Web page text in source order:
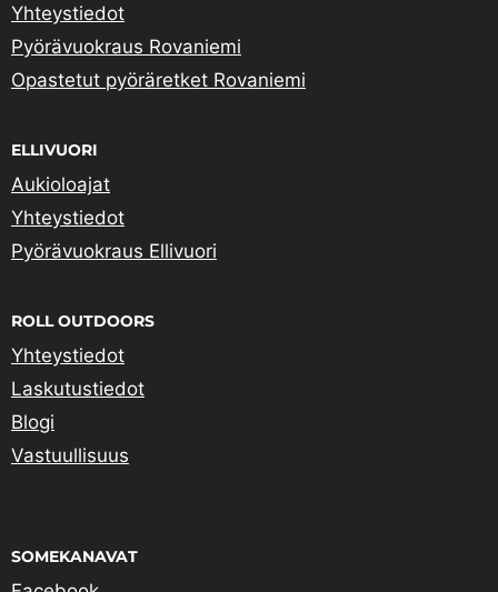
Yhteystiedot
Pyörävuokraus Rovaniemi
Opastetut pyöräretket Rovaniemi
ELLIVUORI
Aukioloajat
Yhteystiedot
Pyörävuokraus Ellivuori
ROLL OUTDOORS
Yhteystiedot
Laskutustiedot
Blogi
Vastuullisuus
SOMEKANAVAT